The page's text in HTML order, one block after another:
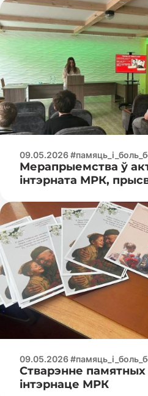
Вялікай Айчыннай
09.05.2026
Мерапрыемства ў
інтэрната МРК,
09.05.2026
Стварэнне памятных
інтэрнаце МРК